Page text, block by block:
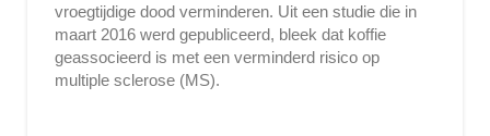
vroegtijdige dood verminderen. Uit een studie die in
maart 2016 werd gepubliceerd, bleek dat koffie
geassocieerd is met een verminderd risico op
multiple sclerose (MS).